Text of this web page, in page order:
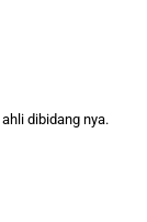
dibidang nya.